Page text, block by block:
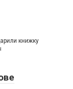
книжку